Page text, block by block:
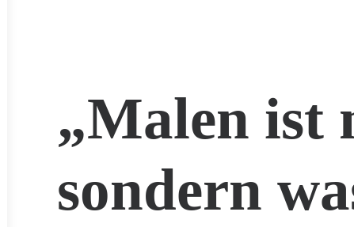
„Malen ist
sondern